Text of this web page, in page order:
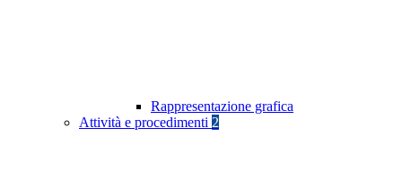
Rappresentazione grafica
Attività e procedimenti 2